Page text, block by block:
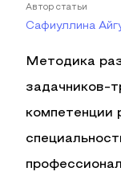
Автор статьи
Сафиуллина
Методика
задачников-
компетенции